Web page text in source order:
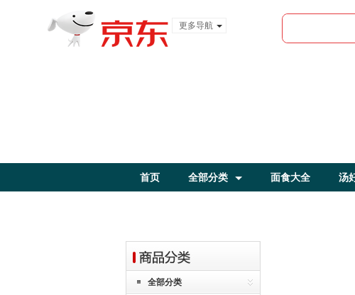
更多导航
首页 全部分类 面食大全 汤
全部分类